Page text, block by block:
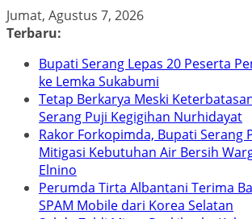
Skip
to
Jumat, Agustus 7, 2026
Terbaru:
Bupati Serang Lepas 20 Peserta
ke Lemka Sukabumi
Tetap Berkarya Meski
Serang Puji Kegigihan Nurhidayat
Rakor Forkopimda, Bupati Serang
Mitigasi Kebutuhan Air Bersih
Elnino
Perumda Tirta Albantani Terima
SPAM Mobile dari Korea Selatan